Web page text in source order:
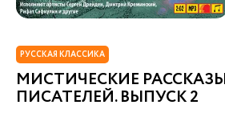
РУССКАЯ КЛАССИКА
МИСТИЧЕСКИЕ
ПИСАТЕЛЕЙ. ВЫПУСК 2